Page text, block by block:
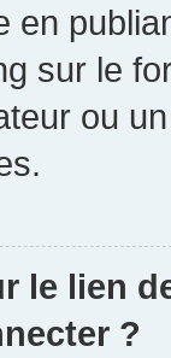
en
sur le
ou
le lien
?